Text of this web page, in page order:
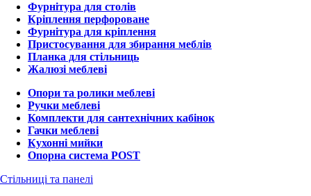
Фурнітура для столів
Кріплення перфороване
Фурнітура для кріплення
Пристосування для збирання меблів
Планка для стільниць
Жалюзі меблеві
Опори та ролики меблеві
Ручки меблеві
Комплекти для сантехнічних кабінок
Гачки меблеві
Кухонні мийки
Опорна система POST
Стільниці та панелі